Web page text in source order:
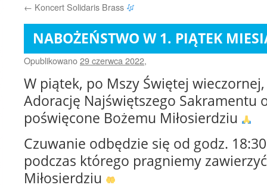
treści
← Koncert Solidaris Brass
NABOŻEŃSTWO W 1. PIĄTEK
Opublikowano29 czerwca 2022,
W piątek, po Mszy Świętej
Adorację Najświętszego Sakramentu
poświęcone Bożemu Miłosierdziu
Czuwanie odbędzie się od godz.
podczas którego pragniemy
Miłosierdziu